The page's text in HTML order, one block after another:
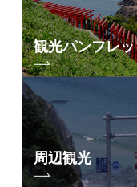
観光パンフレ
周辺観光